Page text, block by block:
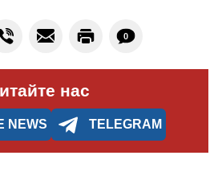
0
нас
NEWS TELEGRAM